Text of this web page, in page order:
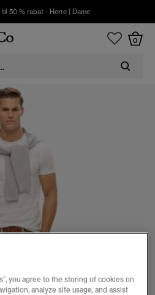
50 % rabat - Herre| Dame
0
you agree to the storing of cookies on
analyze site usage, and assist